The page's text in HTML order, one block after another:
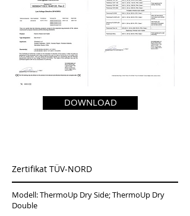
DOWNLOAD
Zertifikat TÜV-NORD
Modell: ThermoUp Dry Side; ThermoUp Dry
Double